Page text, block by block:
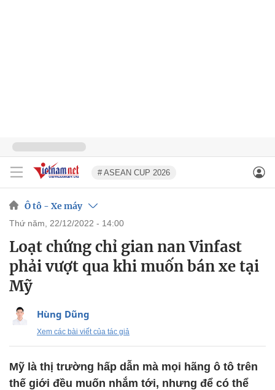
# ASEAN CUP 2026
Ô tô - Xe máy
thứ năm, 22/12/2022 - 14:00
Loạt chứng chỉ gian nan Vinfast
phải vượt qua khi muốn bán xe tại
Mỹ
Hùng Dũng
Xem các bài viết của tác giả
Mỹ là thị trường hấp dẫn mà mọi hãng ô tô trên
thế giới đều muốn nhắm tới, nhưng để có thể